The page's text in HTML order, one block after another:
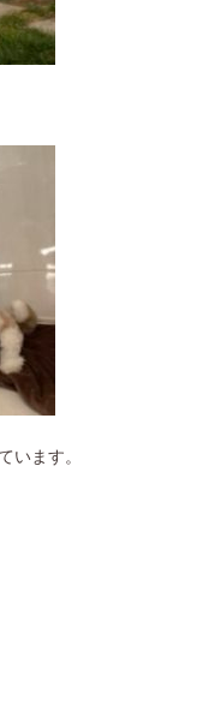
います。